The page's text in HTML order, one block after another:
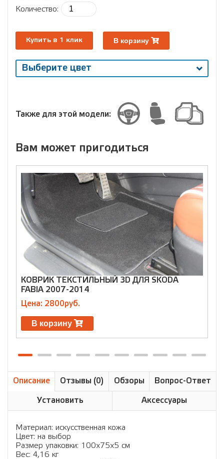
Количество:
Купить в 1 клик В корзину
Выберите цвет
Выберите
Также для этой модели:
Вам может пригодиться
КОВРИК ТЕКСТИЛЬНЫЙ 3D ДЛЯ SKODA
FABIA 2007-2014
Цена: 2800руб.
В корзину
Описание Отзывы (0) Обзоры Вопрос-Ответ
Установить Аксессуары
Материал: искусственная кожа
Цвет: на выбор
Размер упаковки: 100х75х5 см
Вес: 4,16 кг